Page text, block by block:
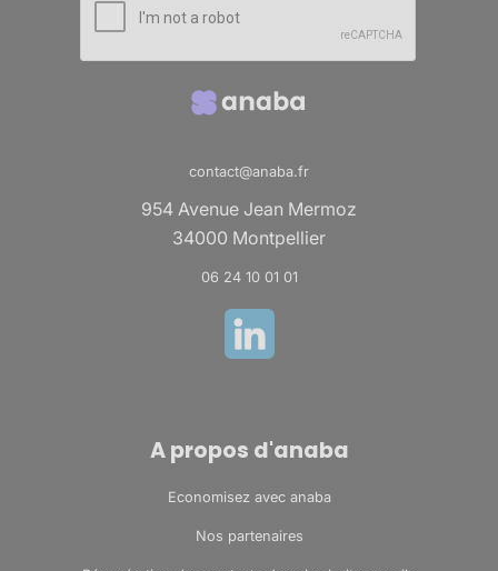
contact@anaba.fr
954 Avenue Jean Mermoz
34000 Montpellier
06 24 10 01 01
A propos d'anaba
Economisez avec anaba
Nos partenaires